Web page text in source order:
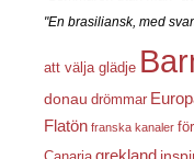
"En brasiliansk, med
att välja glädje
donau drömmar
Flatön franska kanaler
grekland